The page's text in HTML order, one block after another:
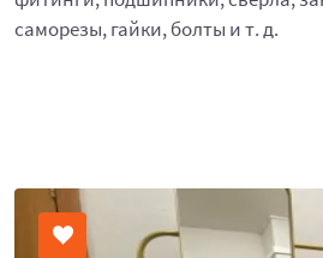
саморезы, гайки, болты и т. д.